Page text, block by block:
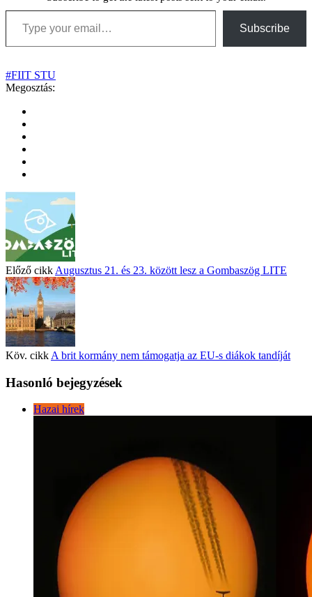
Type your email…
Subscribe
#FIIT STU
Megosztás:
Előző cikk Augusztus 21. és 23. között lesz a Gombaszög LITE
Köv. cikk A brit kormány nem támogatja az EU-s diákok tandíját
Hasonló bejegyzések
Hazai hírek